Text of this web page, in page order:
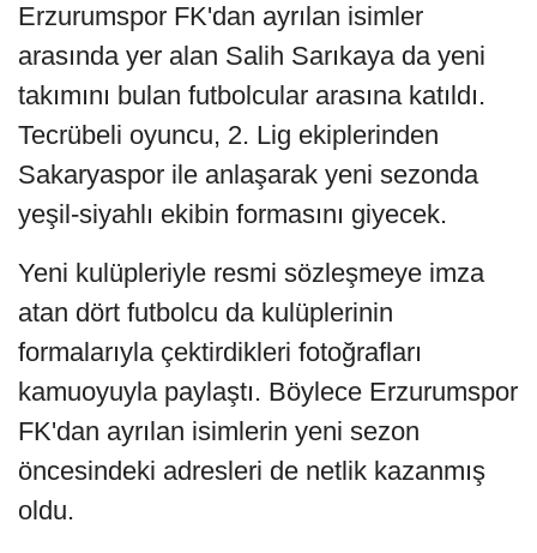
Erzurumspor FK'dan ayrılan isimler
arasında yer alan Salih Sarıkaya da yeni
takımını bulan futbolcular arasına katıldı.
Tecrübeli oyuncu, 2. Lig ekiplerinden
Sakaryaspor ile anlaşarak yeni sezonda
yeşil-siyahlı ekibin formasını giyecek.
Yeni kulüpleriyle resmi sözleşmeye imza
atan dört futbolcu da kulüplerinin
formalarıyla çektirdikleri fotoğrafları
kamuoyuyla paylaştı. Böylece Erzurumspor
FK'dan ayrılan isimlerin yeni sezon
öncesindeki adresleri de netlik kazanmış
oldu.